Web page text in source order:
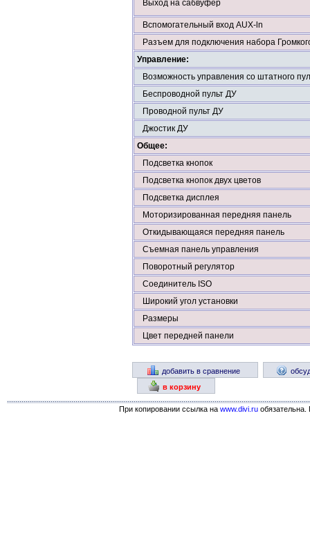
Выход на сабвуфер
Вспомогательный вход AUX-ln
Разъем для подключения набора
Управление:
Возможность управления со штатного
Беспроводной пульт ДУ
Проводной пульт ДУ
Джостик ДУ
Общее:
Подсветка кнопок
Подсветка кнопок двух цветов
Подсветка дисплея
Моторизированная передняя панель
Откидывающаяся передняя панель
Съемная панель управления
Поворотный регулятор
Соединитель ISO
Широкий угол установки
Размеры
Цвет передней панели
добавить в сравнение
в корзину
При копировании ссылка на www.divi.ru